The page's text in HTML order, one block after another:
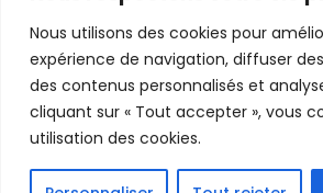
Nous utilisons des cookies pour
expérience de navigation, diffuser
des contenus personnalisés et
cliquant sur « Tout accepter », vous
utilisation des cookies.